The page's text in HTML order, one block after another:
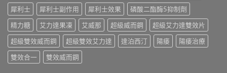
面
較
與
香
港
買
犀利士
犀利士副作用 犀利士效果
磷酸二酯酶5抑制劑
精力糖
艾力達果凍 艾威那 超級威而鋼
超級艾力達雙效片
超級雙效威而鋼
超級雙效艾力達 達泊西汀 陽痿
陽痿治療
雙效合一
雙效威而鋼